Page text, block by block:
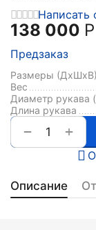
Написать
138 000 Р
Предзаказ
Размеры (ДхШxВ)
Вес
Диаметр рукава
Длина рукава
+
−
Описание